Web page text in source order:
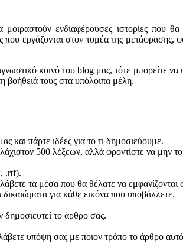
ενδιαφέρουσες ιστορίες που
εργάζονται στον τομέα της μετάφρασης,
κοινό του blog μας, τότε
βοήθειά τους στα υπόλοιπα μέλη.
και πάρτε ιδέες για το τι δημοσιεύουμε.
500 λέξεων, αλλά φροντίστε να μην
.rtf).
τα μέσα που θα θέλατε να
δικαιώματα για κάθε εικόνα που υποβάλλετε.
δημοσιευτεί το άρθρο σας.
υπόψη σας με ποιον τρόπο το άρθρο αυτό